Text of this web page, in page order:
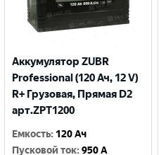
Аккумулятор ZUBR
Professional (120 Ач, 12 V)
R+ Грузовая, Прямая D2
арт.ZPT1200
Емкость: 120 Ач
Пусковой ток:950 A